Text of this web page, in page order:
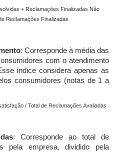
+ Reclamações Finalizadas Não
Reclamações Finalizadas
: Corresponde à média das
com o atendimento
índice considera apenas as
consumidores (notas de 1 a
/ Total de Reclamações Avaliadas
: Corresponde ao total de
pela empresa, dividido pela